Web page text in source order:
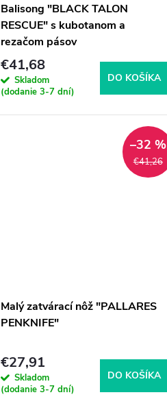
Balisong "BLACK TALON
RESCUE" s kubotanom a
rezačom pásov
€41,68
Skladom
(dodanie 3-7 dní)
DO KOŠÍKA
€41,26
–32 %
Malý zatvárací nôž "PALLARES
PENKNIFE"
€27,91
Skladom
(dodanie 3-7 dní)
DO KOŠÍKA